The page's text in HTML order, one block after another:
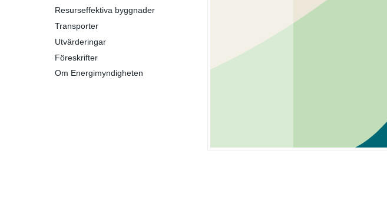
Resurseffektiva byggnader
Transporter
Utvärderingar
Föreskrifter
Om Energimyndigheten